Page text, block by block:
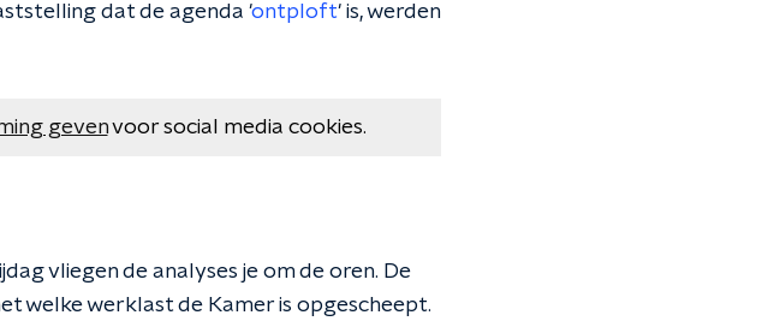
dat de agenda 'ontploft' is, werden
gevenvoor social media cookies.
vliegen de analyses je om de oren. De
welke werklast de Kamer is opgescheept.